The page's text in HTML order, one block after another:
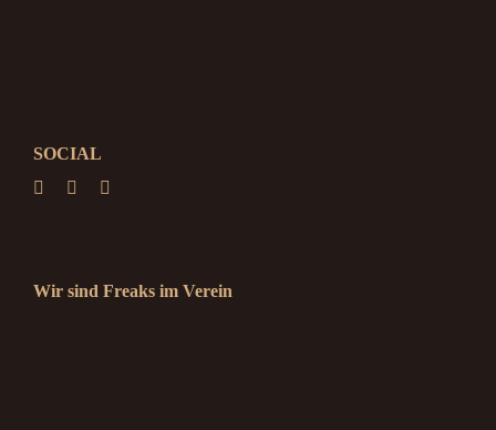
SOCIAL
Wir sind Freaks im Verein